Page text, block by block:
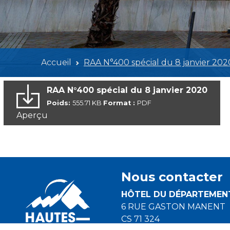
Accueil RAA N°400 spécial du 8 janvier
RAA N°400 spécial du 8 janvier 2020
Poids: 555.71 KB Format : PDF
Aperçu
Nous contacter
HÔTEL DU
6 RUE GASTON MANENT
CS 71 324